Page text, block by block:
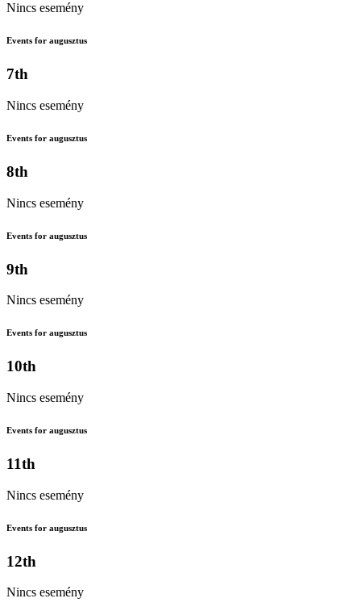
Nincs esemény
Events for augusztus
7th
Nincs esemény
Events for augusztus
8th
Nincs esemény
Events for augusztus
9th
Nincs esemény
Events for augusztus
10th
Nincs esemény
Events for augusztus
11th
Nincs esemény
Events for augusztus
12th
Nincs esemény